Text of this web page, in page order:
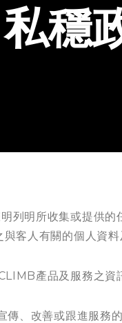
私穩
列明所收集或提供
客人有關的個人資料
產品及服務之資
、改善或跟進服務